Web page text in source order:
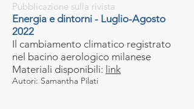
Pubblicazione sulla rivista
Energia e dintorni - Luglio-Agosto
2022
Il cambiamento climatico registrato
nel bacino aerologico milanese
Materiali disponibili: link
Autori: Samantha Pilati